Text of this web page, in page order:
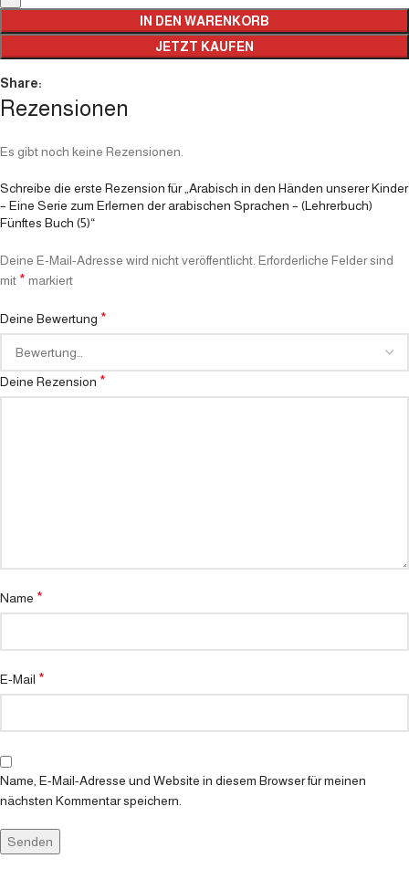
IN DEN WARENKORB
JETZT KAUFEN
Share:
Rezensionen
Es gibt noch keine Rezensionen.
Schreibe die erste Rezension für „Arabisch in den Händen unserer Kinder
– Eine Serie zum Erlernen der arabischen Sprachen – (Lehrerbuch)
Fünftes Buch (5)“
Deine E-Mail-Adresse wird nicht veröffentlicht. Erforderliche Felder sind
mit * markiert
Deine Bewertung *
Deine Rezension *
Name *
E-Mail *
Name, E-Mail-Adresse und Website in diesem Browser für meinen
nächsten Kommentar speichern.